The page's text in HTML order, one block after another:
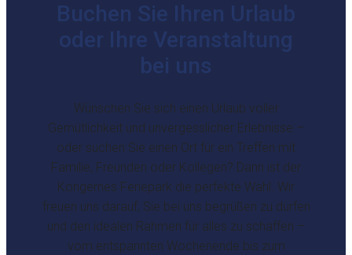
Buchen Sie Ihren Urlaub
oder Ihre Veranstaltung
bei uns
Wünschen Sie sich einen Urlaub voller
Gemütlichkeit und unvergesslicher Erlebnisse –
oder suchen Sie einen Ort für ein Treffen mit
Familie, Freunden oder Kollegen? Dann ist der
Kongernes Feriepark die perfekte Wahl. Wir
freuen uns darauf, Sie bei uns begrüßen zu dürfen
und den idealen Rahmen für alles zu schaffen –
vom entspannten Wochenende bis zum